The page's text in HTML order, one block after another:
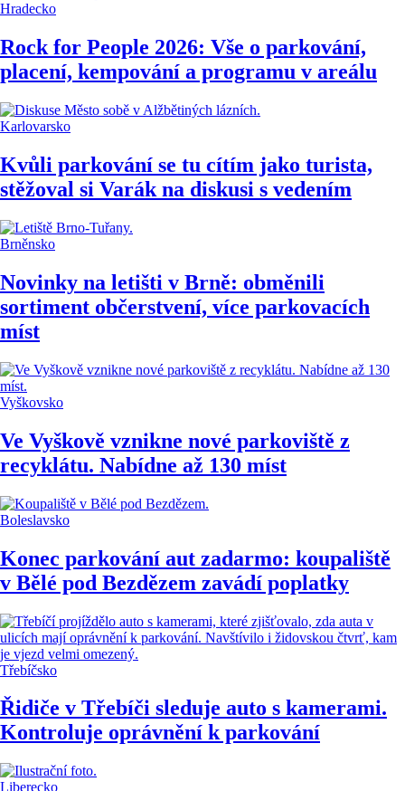
Hradecko
Rock for People 2026: Vše o parkování,
placení, kempování a programu v areálu
Karlovarsko
Kvůli parkování se tu cítím jako turista,
stěžoval si Varák na diskusi s vedením
Brněnsko
Novinky na letišti v Brně: obměnili
sortiment občerstvení, více parkovacích
míst
Vyškovsko
Ve Vyškově vznikne nové parkoviště z
recyklátu. Nabídne až 130 míst
Boleslavsko
Konec parkování aut zadarmo: koupaliště
v Bělé pod Bezdězem zavádí poplatky
Třebíčsko
Řidiče v Třebíči sleduje auto s kamerami.
Kontroluje oprávnění k parkování
Liberecko